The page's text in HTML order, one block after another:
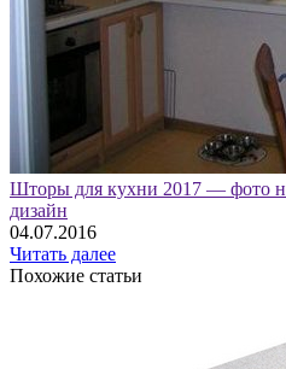
Шторы для кухни 2017 — фото
дизайн
04.07.2016
Читать далее
Похожие статьи